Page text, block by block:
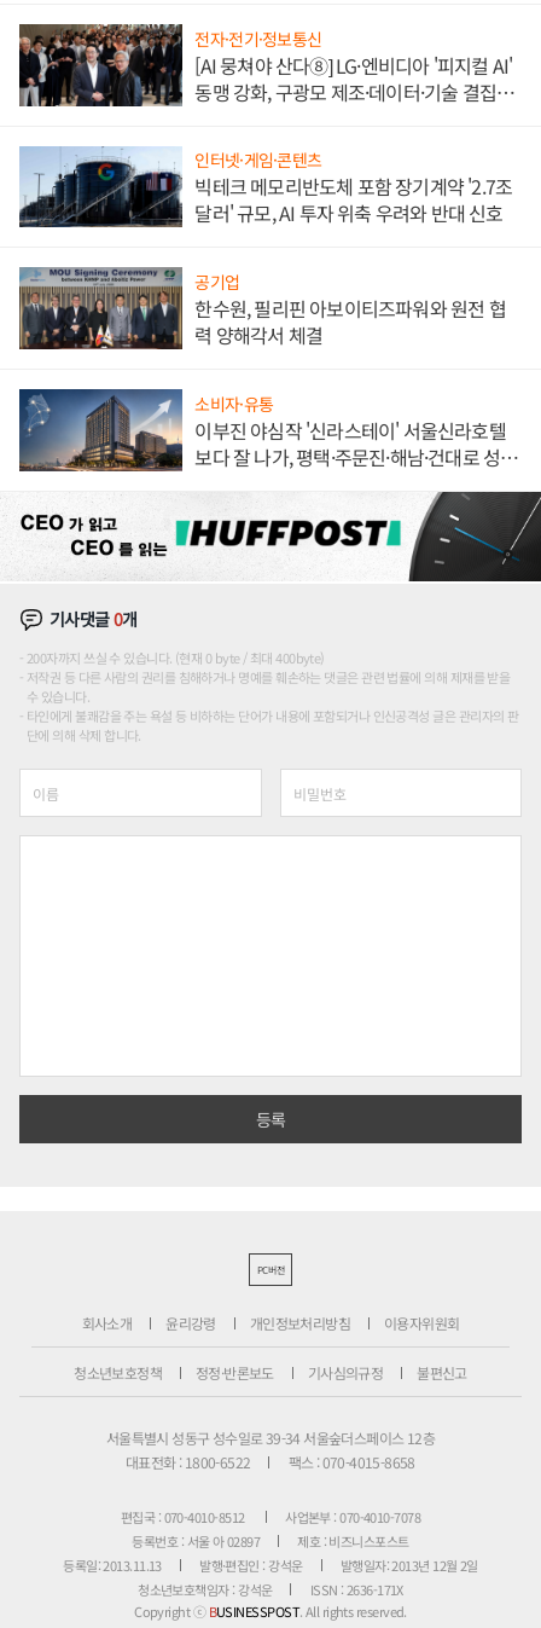
전자·전기·정보통신
[AI 뭉쳐야 산다⑧] LG·엔비디아 '피지컬 AI'
동맹 강화, 구광모 제조·데이터·기술 결집
인터넷·게임·콘텐츠
빅테크 메모리반도체 포함 장기계약 '2.7조
달러' 규모, AI 투자 위축 우려와 반대 신호
공기업
한수원, 필리핀 아보이티즈파워와 원전 협
력 양해각서 체결
소비자·유통
이부진 야심작 '신라스테이' 서울신라호텔
보다 잘 나가, 평택·주문진·해남·건대로 성
기사댓글0개
200자까지 쓰실 수 있습니다. (현재 0 byte / 최대 400byte)
저작권 등 다른 사람의 권리를 침해하거나 명예를 훼손하는 댓글은 관련 법률에 의해 제재를 받을
수 있습니다.
타인에게 불쾌감을 주는 욕설 등 비하하는 단어가 내용에 포함되거나 인신공격성 글은 관리자의 판
단에 의해 삭제 합니다.
PC버전
회사소개 윤리강령 개인정보처리방침 이용자위원회
청소년보호정책 정정·반론보도 기사심의규정 불편신고
서울특별시 성동구 성수일로 39-34 서울숲더스페이스 12층
대표전화 : 1800-6522
팩스 : 070-4015-8658
편집국 : 070-4010-8512
사업본부 : 070-4010-7078
등록번호 : 서울 아 02897
제호 : 비즈니스포스트
등록일: 2013.11.13
발행·편집인 : 강석운
발행일자: 2013년 12월 2일
청소년보호책임자 : 강석운
ISSN : 2636-171X
Copyright ⓒBUSINESSPOST. All rights reserved.